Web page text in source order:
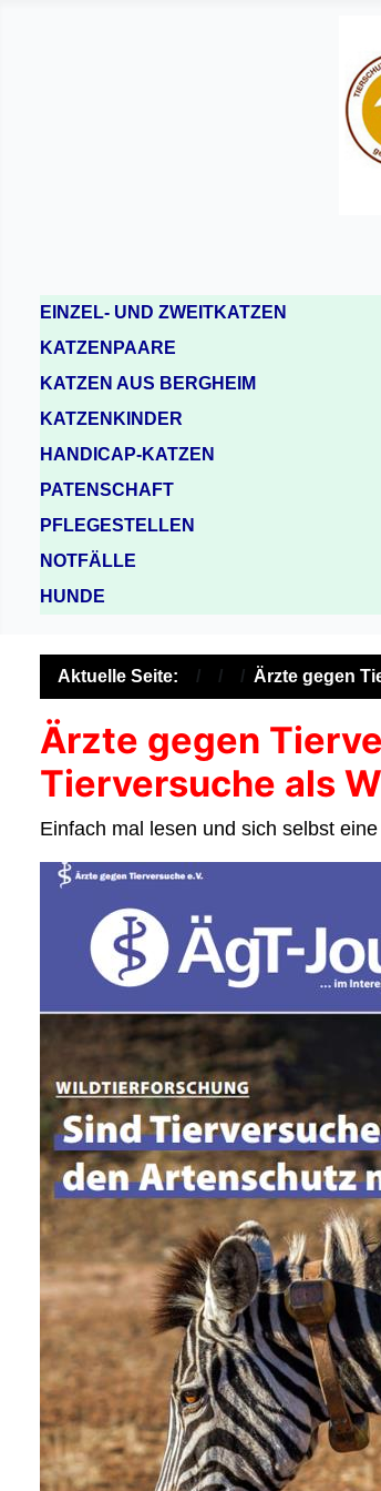
EINZEL- UND ZWEITKATZEN
KATZENPAARE
KATZEN AUS BERGHEIM
KATZENKINDER
HANDICAP-KATZEN
PATENSCHAFT
PFLEGESTELLEN
NOTFÄLLE
HUNDE
Aktuelle Seite: Ärzte gegen
Ärzte gegen
Tierversuche als
Einfach mal lesen und sich selbst